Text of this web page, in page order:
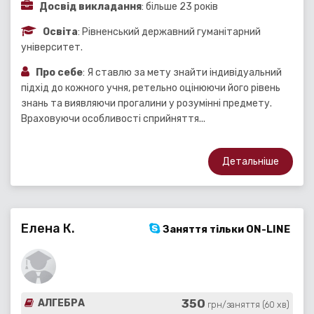
Досвід викладання: більше 23 років
Освіта: Рівненський державний гуманітарний
університет.
Про себе: Я ставлю за мету знайти індивідуальний
підхід до кожного учня, ретельно оцінюючи його рівень
знань та виявляючи прогалини у розумінні предмету.
Враховуючи особливості сприйняття...
Детальніше
Елена К. Заняття тільки ON-LINE
АЛГЕБРА 350 грн/заняття (60 хв)